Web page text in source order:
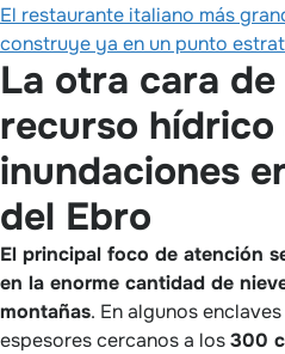
El restaurante italiano más
construye ya en un punto
La otra cara
recurso
inundaciones
del Ebro
El principal foco de atención
en la enorme cantidad de
montañas. En algunos
espesores cercanos a los300